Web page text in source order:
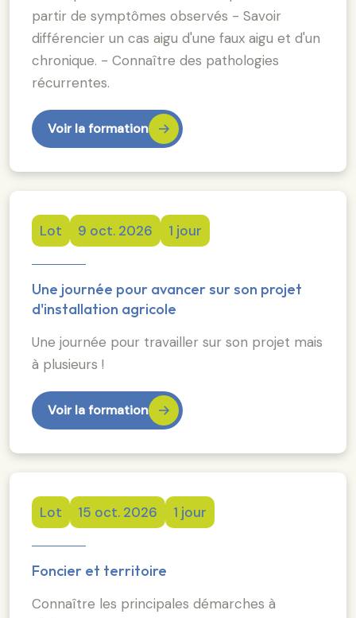
partir de symptômes observés - Savoir
différencier un cas aigu d'une faux aigu et d'un
chronique. - Connaître des pathologies
récurrentes.
Voir la formation
Lot 9 oct. 2026 1 jour
Une journée pour avancer sur son projet
d'installation agricole
Une journée pour travailler sur son projet mais
à plusieurs !
Voir la formation
Lot 15 oct. 2026 1 jour
Foncier et territoire
Connaître les principales démarches à